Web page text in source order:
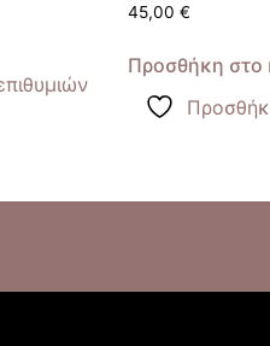
45,00 €
Προσθήκη στο